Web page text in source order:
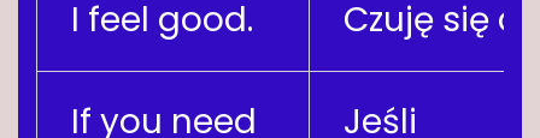
I feel good. Czuję się
If you need
Jeśli